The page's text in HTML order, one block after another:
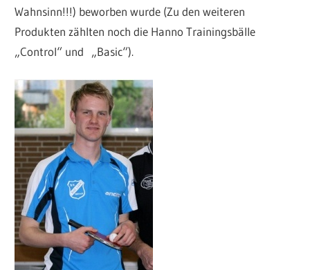
Wahnsinn!!!) beworben wurde (Zu den weiteren
Produkten zählten noch die Hanno Trainingsbälle
„Control“ und „Basic“).